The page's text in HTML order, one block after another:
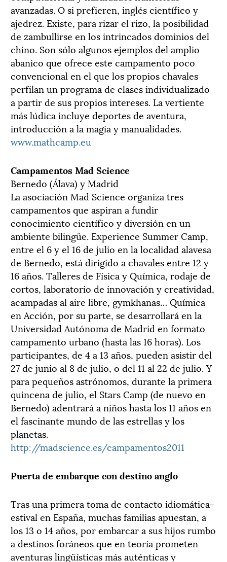
avanzadas. O si prefieren, inglés científico y
ajedrez. Existe, para rizar el rizo, la posibilidad
de zambullirse en los intrincados dominios del
chino. Son sólo algunos ejemplos del amplio
abanico que ofrece este campamento poco
convencional en el que los propios chavales
perfilan un programa de clases individualizado
a partir de sus propios intereses. La vertiente
más lúdica incluye deportes de aventura,
introducción a la magia y manualidades.
www.mathcamp.eu
Campamentos Mad Science
Bernedo (Álava) y Madrid
La asociación Mad Science organiza tres
campamentos que aspiran a fundir
conocimiento científico y diversión en un
ambiente bilingüe. Experience Summer Camp,
entre el 6 y el 16 de julio en la localidad alavesa
de Bernedo, está dirigido a chavales entre 12 y
16 años. Talleres de Física y Química, rodaje de
cortos, laboratorio de innovación y creatividad,
acampadas al aire libre, gymkhanas… Química
en Acción, por su parte, se desarrollará en la
Universidad Autónoma de Madrid en formato
campamento urbano (hasta las 16 horas). Los
participantes, de 4 a 13 años, pueden asistir del
27 de junio al 8 de julio, o del 11 al 22 de julio. Y
para pequeños astrónomos, durante la primera
quincena de julio, el Stars Camp (de nuevo en
Bernedo) adentrará a niños hasta los 11 años en
el fascinante mundo de las estrellas y los
planetas.
http://madscience.es/campamentos2011
Puerta de embarque con destino anglo
Tras una primera toma de contacto idiomática-
estival en España, muchas familias apuestan, a
los 13 o 14 años, por embarcar a sus hijos rumbo
a destinos foráneos que en teoría prometen
aventuras lingüísticas más auténticas y